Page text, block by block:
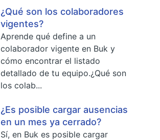
¿Qué son los colaboradores
vigentes?
Aprende qué define a un
colaborador vigente en Buk y
cómo encontrar el listado
detallado de tu equipo.¿Qué son
los colab...
¿Es posible cargar ausencias
en un mes ya cerrado?
Sí, en Buk es posible cargar